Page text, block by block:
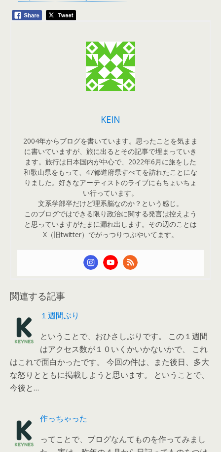
KEIN
2004年からブログを書いています。思ったことを気まま
に書いていますが、旅に出るとその記事で埋まっていき
ます。旅行は日本国内が中心で、2022年6月に旅をした
和歌山県をもって、47都道府県すべてを訪れたことにな
りました。好きなアーティストのライブにもちょいちょ
い行っています。
文系学部卒だけど理系脳なのか？という感じ。
このブログではできる限り政治に関する発言は控えよう
と思っていますがたまに漏れ出します。その辺のことは
X（旧twitter）でがっつりつぶやいてます。
関連する記事
１週間ぶり
ということで、おひさしぶりです。 この１週間
はアクセス数が１０いくかいかないかで、 これ
はこれで面白かったです。 今回の件は、また後日、多大
な怒りとともに掲載しようと思います。 ということで、
今後と…
作っちゃった
ってことで、ブログなんてものを作ってみまし